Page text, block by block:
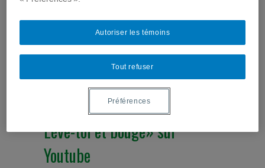
pour prévenir la transmission des ITSS (infections
Les participants au défi «
Lève-toi et bouge» sur
Youtube
Tout refuser
Autoriser les témoins
Préférences